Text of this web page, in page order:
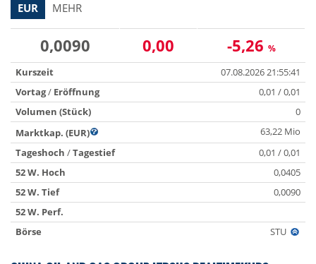
EUR MEHR
0,0090 0,00 -5,26 %
Kurszeit
07.08.2026 21:55:41
Vortag/ Eröffnung
0,01 / 0,01
Volumen (Stück)
0
Marktkap. (EUR)
63,22 Mio
Tageshoch /Tagestief
0,01 / 0,01
52 W. Hoch
0,0405
52 W. Tief
0,0090
52 W. Perf.
Börse
STU